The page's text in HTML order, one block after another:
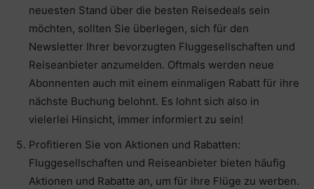
neuesten Stand über die besten Reisedeals sein
möchten, sollten Sie überlegen, sich für den
Newsletter Ihrer bevorzugten Fluggesellschaften und
Reiseanbieter anzumelden. Oftmals werden neue
Abonnenten auch mit einem einmaligen Rabatt für ihre
nächste Buchung belohnt. Es lohnt sich also in
vielerlei Hinsicht, immer informiert zu sein!
Profitieren Sie von Aktionen und Rabatten:
Fluggesellschaften und Reiseanbieter bieten häufig
Aktionen und Rabatte an, um für ihre Flüge zu werben.